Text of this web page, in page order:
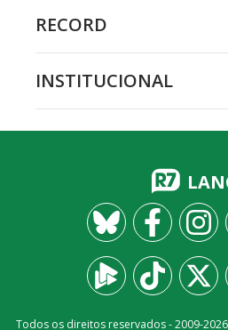
RECORD
INSTITUCIONAL
Todos os direitos reservados - 2009-2026